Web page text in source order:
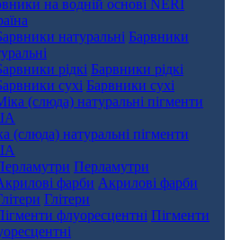
на водній основі NERI
Барвники
Барвники рідкі
Барвники сухі
(слюда) натуральні пігменти
Перламутри
Акрилові фарби
Глітери
Пігменти